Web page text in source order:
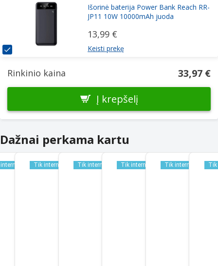
Išorinė baterija Power Bank Reach RR-
JP11 10W 10000mAh juoda
13,99 €
Keisti prekę
Rinkinio kaina
33,97 €
Į krepšelį
Dažnai perkama kartu
Tik internetu Tik internetu Tik internetu Tik internetu Tik